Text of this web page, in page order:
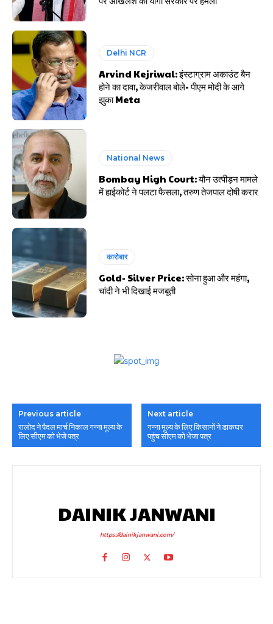
Delhi NCR
Arvind Kejriwal: इंस्टाग्राम अकाउंट बैन
होने का दावा, केजरीवाल बोले- पीएम मोदी के आगे
झुका Meta
National News
Bombay High Court: यौन उत्पीड़न मामले
में हाईकोर्ट ने पलटा फैसला, तरुण तेजपाल दोषी करार
कारोबार
Gold- Silver Price: सोना हुआ और महंगा,
चांदी ने भी दिखाई मजबूती
Previous article
रालोद ने पैदल मार्च निकाल गन्ना मूल्य के
लिए सीएम को भेजे पत्र
Next article
गन्ना मूल्य के लिए किसानों ने डाकघर
पहुंच सीएम को भेजा पत्र
DAINIK JANWANI
https://dainikjanwani.com/